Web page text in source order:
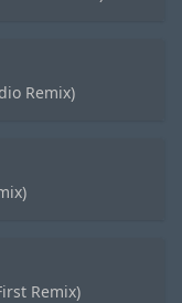
Remix)
Remix)